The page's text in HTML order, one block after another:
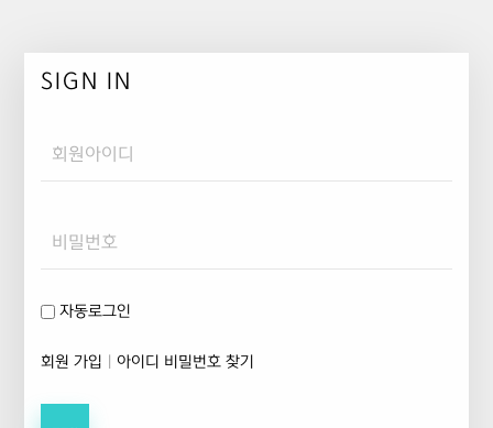
SIGN IN
자동로그인
회원 가입 |아이디 비밀번호 찾기